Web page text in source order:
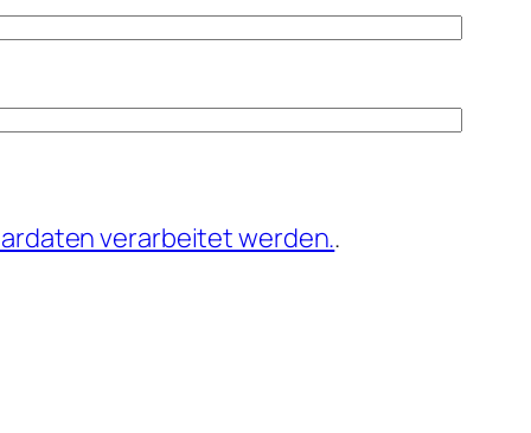
verarbeitet werden..